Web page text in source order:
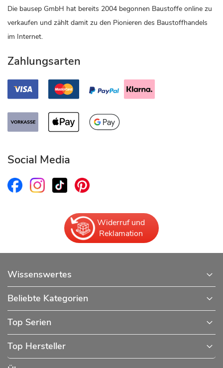
Die bausep GmbH hat bereits 2004 begonnen Baustoffe online zu
verkaufen und zählt damit zu den Pionieren des Baustoffhandels
im Internet.
Zahlungsarten
Social Media
Widerruf und
Reklamation
Wissenswertes
Beliebte Kategorien
Top Serien
Top Hersteller